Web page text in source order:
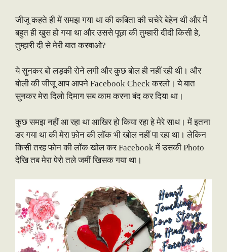
जीजू कहते ही में समझ गया था की कबिता की चचेरे बेहेन थी और में
बहुत ही खुस हो गया था और उससे पूछा की तुम्हारी दीदी किसी हे,
तुम्हारी दी से मेरी बात करबाओ?
ये सुनकर बो लड़की रोने लगी और कुछ बोल ही नहीं रही थी। और
बोली की जीजू आप आपने Facebook Check करलो। ये बात
सुनकर मेरा दिलो दिमाग सब काम करना बंद कर दिया था।
कुछ समझ नहीं आ रहा था आखिर हो किया रहा हे मेरे साथ। में इतना
डर गया था की मेरा फ़ोन की लॉक भी खोल नहीं पा रहा था। लेकिन
किसी तरह फोन की लॉक खोल कर Facebook में उसकी Photo
देखि तब मेरा पेरो तले जमीं खिसक गया था।